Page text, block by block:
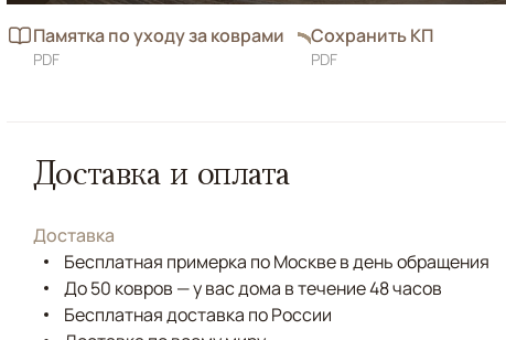
Памятка по уходу за коврами
PDF
Сохранить КП
PDF
Доставка и оплата
Доставка
Бесплатная примерка по Москве в день обращения
До 50 ковров — у вас дома в течение 48 часов
Бесплатная доставка по России